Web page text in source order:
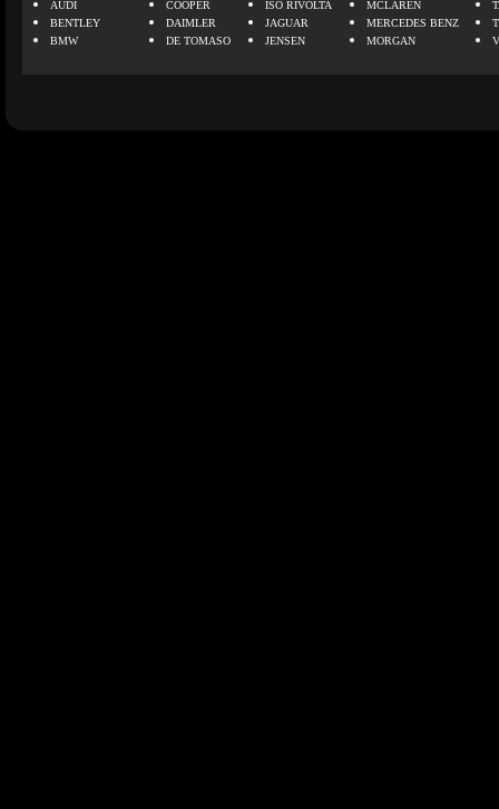
AUDI
BENTLEY
BMW
COOPER
DAIMLER
DE TOMASO
ISO RIVOLTA
JAGUAR
JENSEN
MCLAREN
MERCEDES BENZ
MORGAN